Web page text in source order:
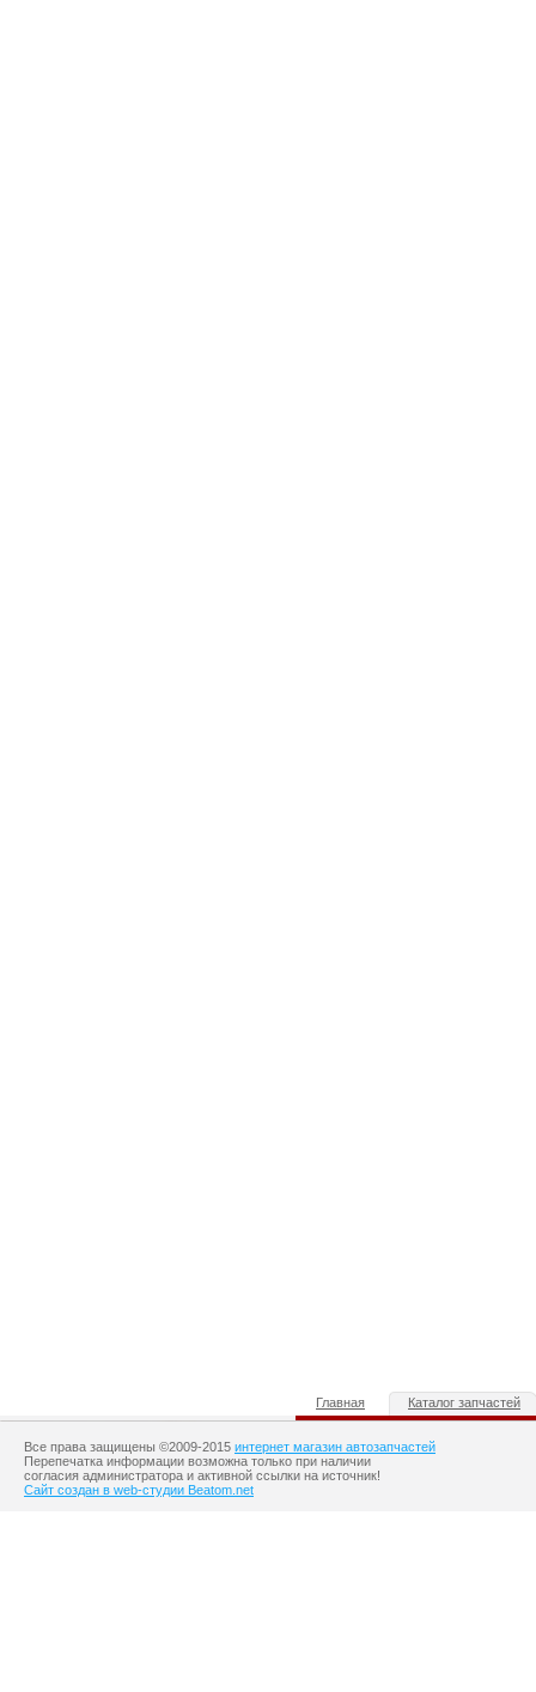
Главная Каталог запчастей
Все права защищены ©2009-2015 интернет магазин автозапчастей
Перепечатка информации возможна только при наличии
согласия администратора и активной ссылки на источник!
Сайт создан в web-студии Beatom.net